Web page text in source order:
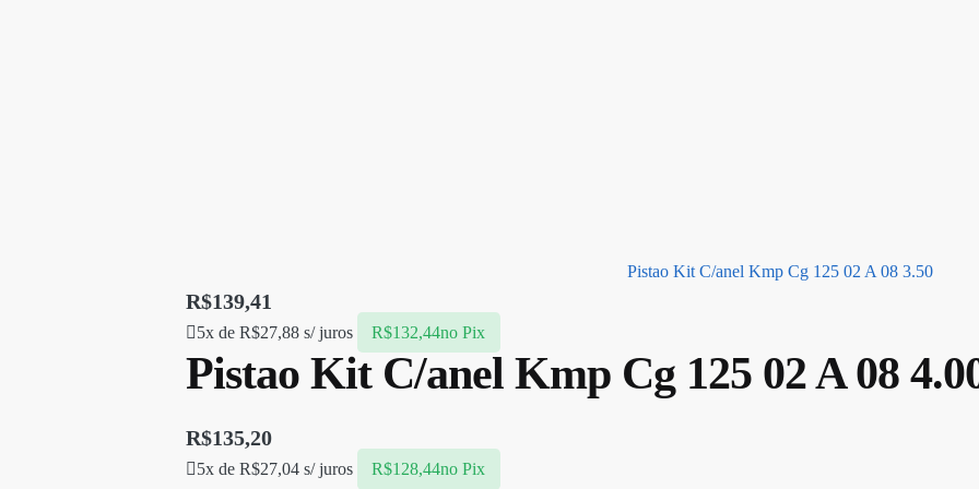
Pistao Kit C/anel Kmp Cg 125 02 A 08 3.50
R$139,41
5x de R$27,88s/ juros R$132,44no Pix
Pistao Kit C/anel Kmp Cg 125 02 A 08
R$135,20
5x de R$27,04s/ juros R$128,44no Pix